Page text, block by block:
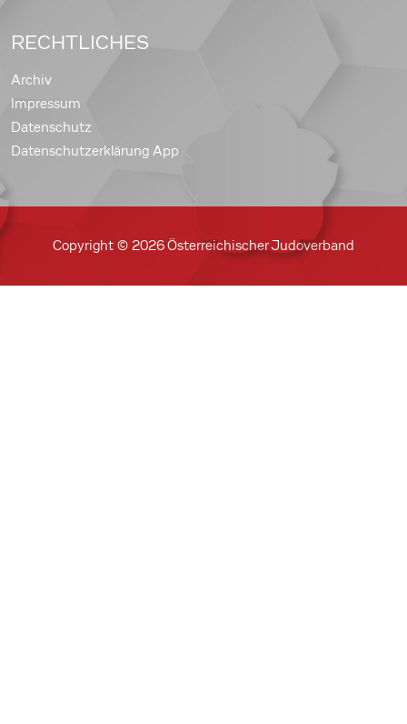
RECHTLICHES
Archiv
Impressum
Datenschutz
Datenschutzerklärung App
Copyright © 2026 Österreichischer Judoverband